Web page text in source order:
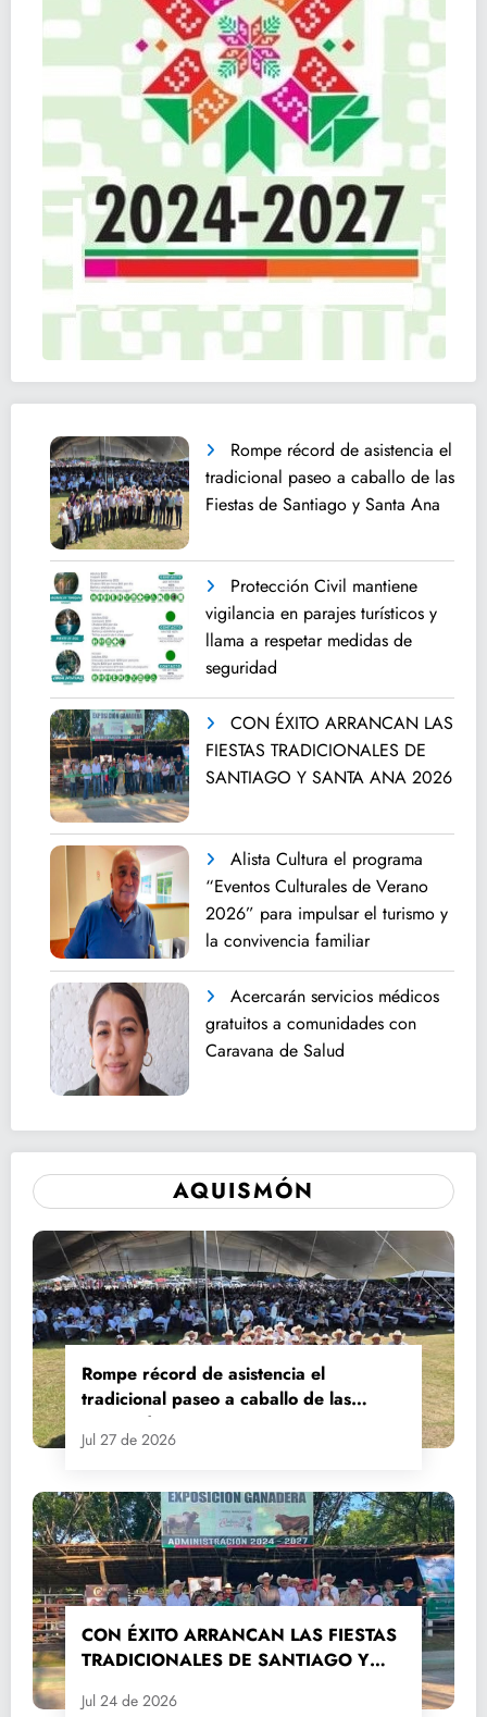
Rompe récord de asistencia el
tradicional paseo a caballo de las
Fiestas de Santiago y Santa Ana
Protección Civil mantiene
vigilancia en parajes turísticos y
llama a respetar medidas de
seguridad
CON ÉXITO ARRANCAN LAS
FIESTAS TRADICIONALES DE
SANTIAGO Y SANTA ANA 2026
Alista Cultura el programa
“Eventos Culturales de Verano
2026” para impulsar el turismo y
la convivencia familiar
Acercarán servicios médicos
gratuitos a comunidades con
Caravana de Salud
AQUISMÓN
Rompe récord de asistencia el
tradicional paseo a caballo de las
Fiestas de Santiago y Santa Ana
Jul 27 de 2026
CON ÉXITO ARRANCAN LAS FIESTAS
TRADICIONALES DE SANTIAGO Y
Jul 24 de 2026